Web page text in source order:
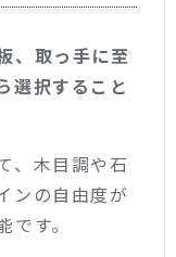
、取っ手に至
選択すること
、木目調や石
ンの自由度が
す。